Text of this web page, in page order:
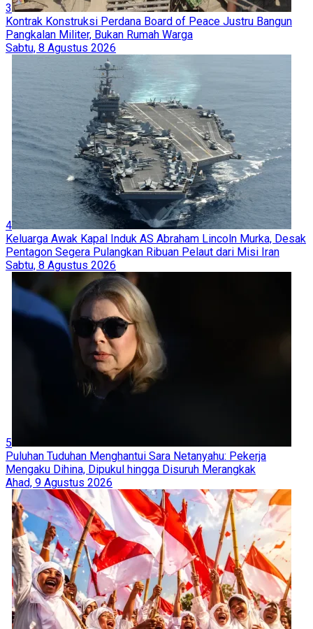
3
Kontrak Konstruksi Perdana Board of Peace Justru Bangun
Pangkalan Militer, Bukan Rumah Warga
Sabtu, 8 Agustus 2026
4
Keluarga Awak Kapal Induk AS Abraham Lincoln Murka, Desak
Pentagon Segera Pulangkan Ribuan Pelaut dari Misi Iran
Sabtu, 8 Agustus 2026
5
Puluhan Tuduhan Menghantui Sara Netanyahu: Pekerja
Mengaku Dihina, Dipukul hingga Disuruh Merangkak
Ahad, 9 Agustus 2026